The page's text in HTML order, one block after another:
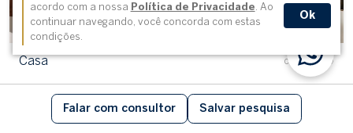
acordo com a nossa Política de Privacidade. Ao
continuar navegando, você concorda com estas
condições.
Ok
Casa cód. 85309
Jardim Paulistano
Falar com consultor Salvar pesquisa